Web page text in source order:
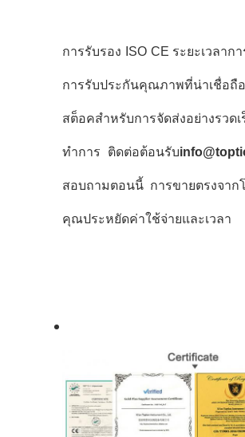
การรับรอง ISO CE ระยะเวลาก
การรับประกันคุณภาพที่น่าเชื่อ
สต็อคสําหรับการจัดส่งอย่างรวด
ทําการ ติดต่อต้อนรับ
สอบถามตอนนี้ การขายตรงจาก
คุณประหยัดค่าใช้จ่ายและเวลา